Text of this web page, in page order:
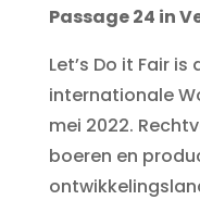
Passage 24 in
Let’s Do it Fair
internationale
mei 2022.
boeren en